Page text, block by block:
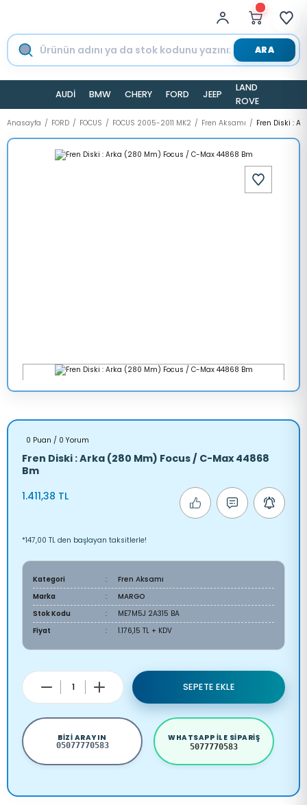
ARA
AUDİ BMW CHERY FORD JEEP
LAND
ROVER
Anasayfa FORD FOCUS FOCUS 2005-2011 MK2 Fren Aksamı Fren Diski :
0 Puan / 0 Yorum
Fren Diski : Arka (280 Mm) Focus / C-Max 44868
Bm
1.411,38 TL
*147,00 TL den başlayan taksitlerle!
Kategori
Fren Aksamı
Marka
MARGO
Stok Kodu
ME7M5J 2A315 BA
Fiyat
1.176,15 TL + KDV
SEPETE EKLE
BIZI ARAYIN
05077770583
WHATSAPP ILE SIPARIŞ
5077770583